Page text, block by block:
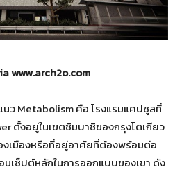
www.arch2o.com
นว Metabolism คือ โรงแรมแคปซูลที่
ตั้งอยู่ในเขตชิมบาชิของกรุงโตเกียว
งเมืองหรือที่อยู่อาศัยที่ต้องพร้อมต่อ
เซ็ปต์หลักในการออกแบบของเขา ดัง